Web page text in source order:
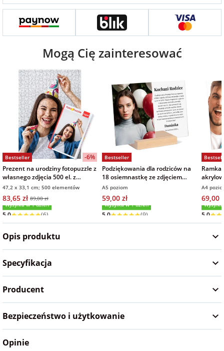
na Wielkanoc
panieński
na wieczór
kawalerski
Mogą Cię zainteresować
Bestseller
-6%
Prezent na urodziny fotopuzzle z
własnego zdjęcia 500 el. z
pudełkiem
47,2 x 33,1 cm; 500 elementów
83,65 zł 89,00 zł
Wysyłka w 1 dzień
Bestseller
Podziękowania dla rodziców na
18 osiemnastkę ze zdjęciem
życzenia na szkle 21x15 cm
A5 poziom
59,00 zł
Wysyłka w 1 dzień
Ramka
21x30
A4
69,00
Opis produktu
Specyfikacja
Producent
Bezpieczeństwo i użytkowanie
Opinie